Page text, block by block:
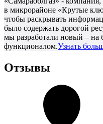
в микрорайоне «Крутые
чтобы раскрывать
было содержать дорогой
мы разработали новый – на
функционалом.Узнать
Отзывы